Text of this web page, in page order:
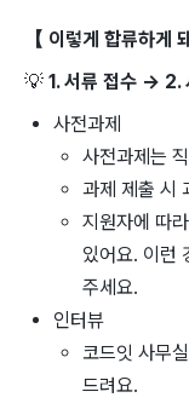
【 이렇게 합류하게
💡 1. 서류 접수 →
사전과제
사전과제는
과제 제출 시
지원자에 따
있어요. 이런
주세요.
인터뷰
코드잇 사무
드려요.